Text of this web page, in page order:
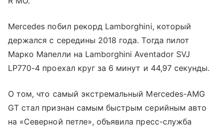
Mercedes побил рекорд Lamborghini, который
держался с середины 2018 года. Тогда пилот
Марко Мапелли на Lamborghini Aventador SVJ
LP770-4 проехал круг за 6 минут и 44,97 секунды.
О том, что самый экстремальный Mercedes-AMG
GT стал признан самым быстрым серийным авто
на «Северной петле», объявила пресс-служба